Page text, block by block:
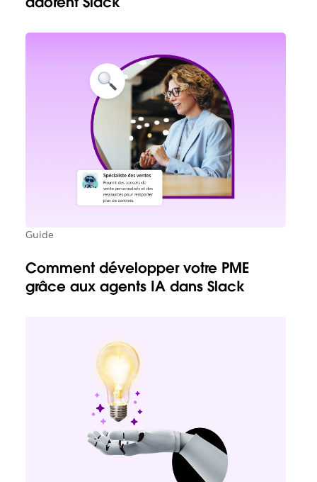
Guide
Comment développer votre PME
grâce aux agents IA dans Slack